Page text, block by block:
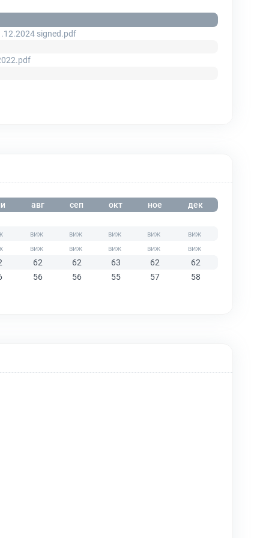
signed.pdf
авг сеп окт ное дек
62 62 63 62
62
56 56 55 57 58